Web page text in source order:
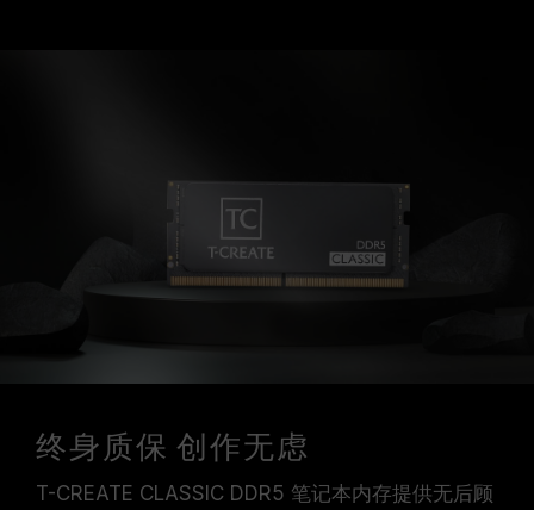
终身质保 创作无虑
T-CREATE CLASSIC DDR5 笔记本内存提供无后顾